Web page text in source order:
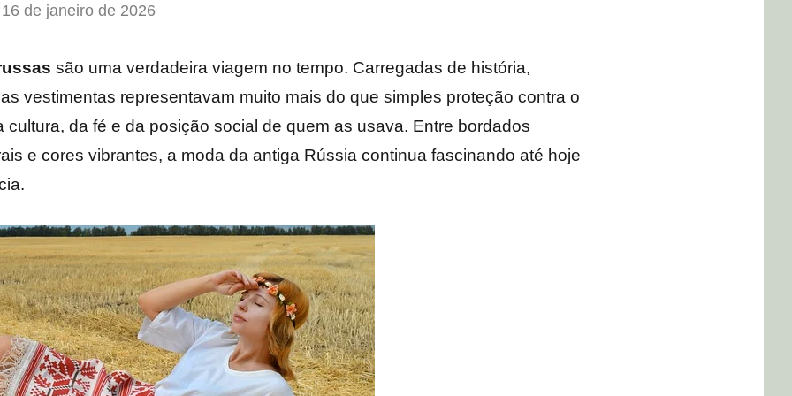
16 de janeiro de 2026
são uma verdadeira viagem no tempo. Carregadas de história,
vestimentas representavam muito mais do que simples proteção contra o
da fé e da posição social de quem as usava. Entre bordados
e cores vibrantes, a moda da antiga Rússia continua fascinando até hoje